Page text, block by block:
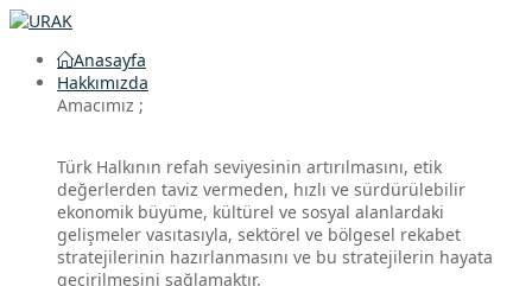
Anasayfa
Hakkımızda
Amacımız ;
Türk Halkının refah seviyesinin artırılmasını, etik
değerlerden taviz vermeden, hızlı ve sürdürülebilir
ekonomik büyüme, kültürel ve sosyal alanlardaki
gelişmeler vasıtasıyla, sektörel ve bölgesel rekabet
stratejilerinin hazırlanmasını ve bu stratejilerin hayata
geçirilmesini sağlamaktır.